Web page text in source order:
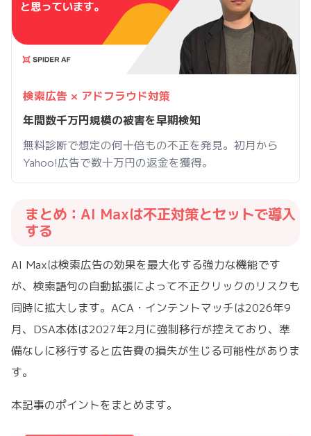
検索広告 × アドフラウド対策
年間数千万円規模の被害を早期検知
無料診断で想定の何十倍もの不正を発見。初月から
Yahoo!広告で数十万円の返金を獲得。
まとめ：AI Maxは不正対策とセットで導入
する
AI Maxは検索広告の効果を最大化する強力な機能です
が、検索語句の自動拡張によって不正クリックのリスクも
同時に拡大します。ACA・インテントマッチは2026年9
月、DSA本体は2027年2月に強制移行が控えており、準
備なしに移行すると広告費の損失が生じる可能性がありま
す。
本記事のポイントをまとめます。